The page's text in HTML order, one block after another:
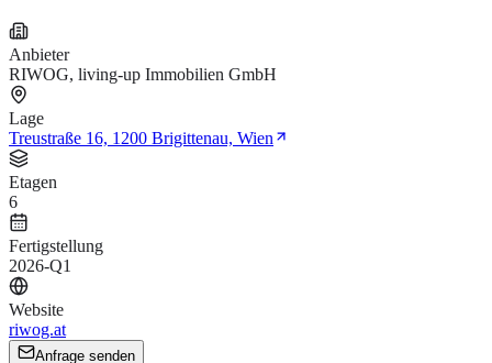
Anbieter
RIWOG, living-up Immobilien GmbH
Lage
Treustraße 16, 1200 Brigittenau, Wien
Etagen
6
Fertigstellung
2026-Q1
Website
riwog.at
Anfrage senden